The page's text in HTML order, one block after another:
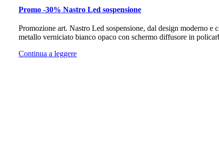
Promo -30% Nastro Led sospensione
Promozione art. Nastro Led sospensione, dal design moderno
metallo verniciato bianco opaco con schermo diffusore in
Continua a leggere